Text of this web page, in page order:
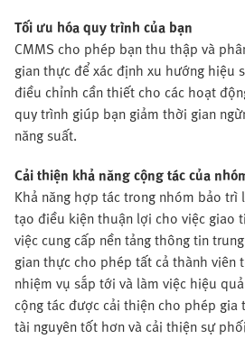
Tối ưu hóa quy trình của bạn
CMMS cho phép bạn thu thập và
gian thực để xác định xu hướng hiệu
điều chỉnh cần thiết cho các hoạt
quy trình giúp bạn giảm thời gian
năng suất.
Cải thiện khả năng cộng tác của
Khả năng hợp tác trong nhóm bảo trì
tạo điều kiện thuận lợi cho việc giao
việc cung cấp nền tảng thông tin
gian thực cho phép tất cả thành viên
nhiệm vụ sắp tới và làm việc hiệu
cộng tác được cải thiện cho phép gia
tài nguyên tốt hơn và cải thiện sự